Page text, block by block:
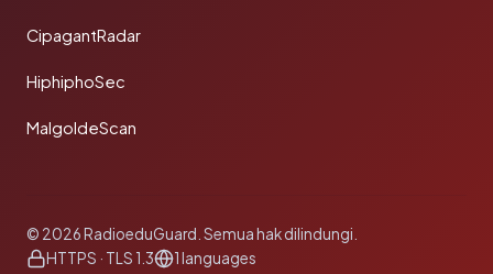
CipagantRadar
HiphiphoSec
MalgoldeScan
© 2026 RadioeduGuard. Semua hak dilindungi.
HTTPS · TLS 1.3
1 languages